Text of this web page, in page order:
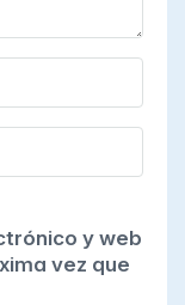
y web
vez que